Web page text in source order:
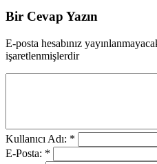
Bir Cevap Yazın
E-posta hesabınız
işaretlenmişlerdir
Kullanıcı Adı: *
E-Posta: *